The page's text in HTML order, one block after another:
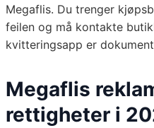
Megaflis. Du trenger
feilen og må kontakte
kvitteringsapp er
Megaflis
rettigheter i